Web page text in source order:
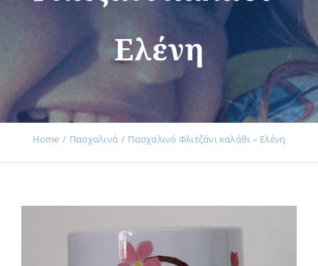
Εκδηλώσεις
Νέα
Επικοινωνία
Ελένη
Home Πασχαλινά Πασχαλινό Φλιτζάνι καλάθι – Ελένη